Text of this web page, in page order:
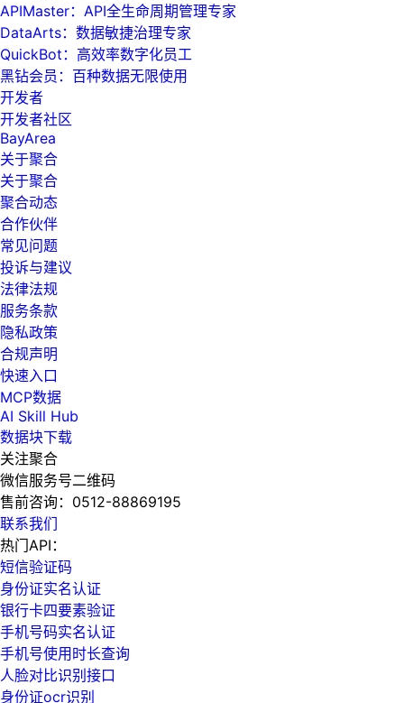
APIMaster：API全生命周期管理专家
DataArts：数据敏捷治理专家
QuickBot：高效率数字化员工
黑钻会员：百种数据无限使用
开发者
开发者社区
BayArea
关于聚合
关于聚合
聚合动态
合作伙伴
常见问题
投诉与建议
法律法规
服务条款
隐私政策
合规声明
快速入口
MCP数据
AI Skill Hub
数据块下载
关注聚合
微信服务号二维码
售前咨询： 0512-88869195
联系我们
热门API：
短信验证码
身份证实名认证
银行卡四要素验证
手机号码实名认证
手机号使用时长查询
人脸对比识别接口
身份证ocr识别